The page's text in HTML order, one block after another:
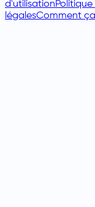
d'utilisation
légalesComment